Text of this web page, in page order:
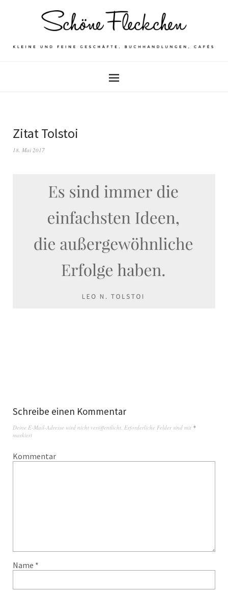
Zitat Tolstoi
18. Mai 2017
Schreibe einen Kommentar
Deine E-Mail-Adresse wird nicht veröffentlicht. Erforderliche Felder sind mit *
markiert
Kommentar
Name *